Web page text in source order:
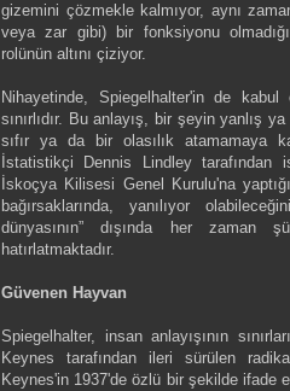
gizemini çözmekle kalmıyor, aynı
veya zar gibi) bir fonksiyonu
rolünün altını çiziyor.
Nihayetinde, Spiegelhalter'in de
sınırlıdır. Bu anlayış, bir şeyin yanlış
sıfır ya da bir olasılık atamamaya
İstatistikçi Dennis Lindley tarafından
İskoçya Kilisesi Genel Kurulu'na
bağırsaklarında, yanılıyor
dünyasının” dışında her zaman
hatırlatmaktadır.
Güvenen Hayvan
Spiegelhalter, insan anlayışının
Keynes tarafından ileri sürülen
Keynes'in 1937'de özlü bir şekilde ifade